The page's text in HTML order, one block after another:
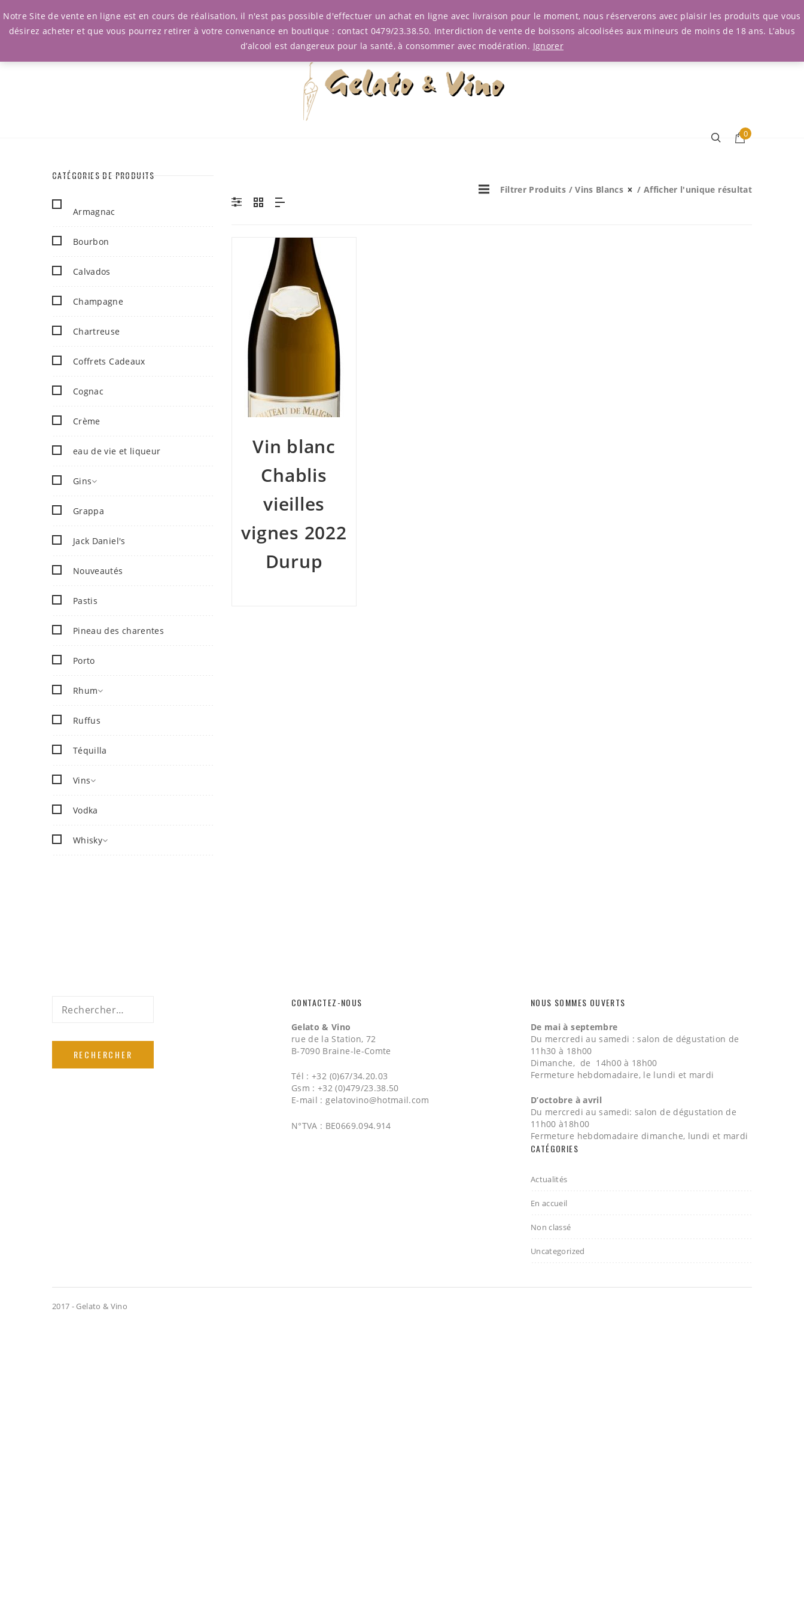
Connexion
0
CATÉGORIES DE PRODUITS
Armagnac
Bourbon
Calvados
Champagne
Chartreuse
Coffrets Cadeaux
Cognac
Crème
eau de vie et liqueur
Gins
Grappa
Jack Daniel's
Nouveautés
Pastis
Pineau des charentes
Porto
Rhum
Ruffus
Téquilla
Vins
Vodka
Whisky
Filtrer Produits /Vins Blancs / Afficher l'unique résultat
Vin blanc
Chablis
vieilles
vignes 2022
Durup
Rechercher : CONTACTEZ-NOUS
Gelato & Vino
rue de la Station, 72
B-7090 Braine-le-Comte
Tél : +32 (0)67/34.20.03
Gsm : +32 (0)479/23.38.50
E-mail :gelatovino@hotmail.com
N°TVA : BE0669.094.914
NOUS SOMMES OUVERTS
De mai à septembre
Du mercredi au samedi : salon de dégustation de
11h30 à 18h00
Dimanche, de 14h00 à 18h00
Fermeture hebdomadaire, le lundi et mardi
D’octobre à avril
Du mercredi au samedi: salon de dégustation de
11h00 à18h00
Fermeture hebdomadaire dimanche, lundi et mardi
CATÉGORIES
Actualités
En accueil
Non classé
Uncategorized
2017 - Gelato & Vino
Notre Site de vente en ligne est en cours de réalisation, il n'est pas possible d'effectuer un achat en ligne avec livraison pour le moment, nous réserverons avec plaisir les produits que vous
désirez acheter et que vous pourrez retirer à votre convenance en boutique : contact 0479/23.38.50. Interdiction de vente de boissons alcoolisées aux mineurs de moins de 18 ans. L’abus
d’alcool est dangereux pour la santé, à consommer avec modération. Ignorer